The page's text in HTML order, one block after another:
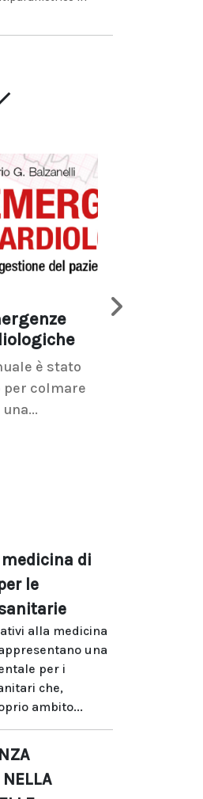
è stato
colmare
una...
di
le
alla medicina
una
per i
che,
ambito...